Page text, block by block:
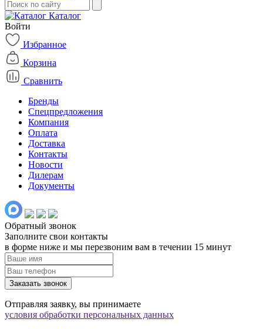
Каталог
Войти
Избранное
Корзина
Сравнить
Бренды
Спецпредложения
Компания
Оплата
Доставка
Контакты
Новости
Дилерам
Документы
Обратный звонок
Заполните свои контакты
в форме ниже и мы перезвоним вам в течении 15 минут
Заказать звонок
Отправляя заявку, вы принимаете
условия обработки персональных данных